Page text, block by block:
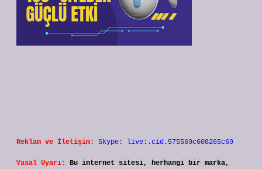
Reklam ve İletişim: Skype: live:.cid.575569c608265c69
Yasal Uyarı:
Bu internet sitesi, herhangi bir marka,